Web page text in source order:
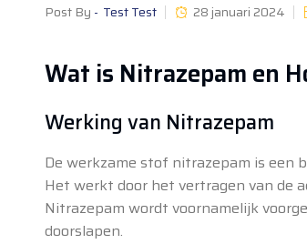
Post By Test Test 28 januari 2024
Wat is Nitrazepam en
Werking van Nitrazepam
De werkzame stof nitrazepam is een
Het werkt door het vertragen van de
Nitrazepam wordt voornamelijk
doorslapen.